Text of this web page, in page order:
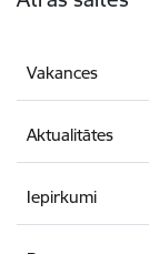
Vakances
Aktualitātes
Iepirkumi